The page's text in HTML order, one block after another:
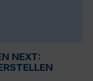
NEXT: